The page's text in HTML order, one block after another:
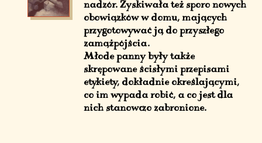
nadzór. Zyskiwała też sporo nowych
obowiązków w domu, mających
przygotowywać ją do przyszłego
zamążpójścia.
Młode panny były także
skrępowane ścisłymi przepisami
etykiety, dokładnie określającymi,
co im wypada robić, a co jest dla
nich stanowczo zabronione.